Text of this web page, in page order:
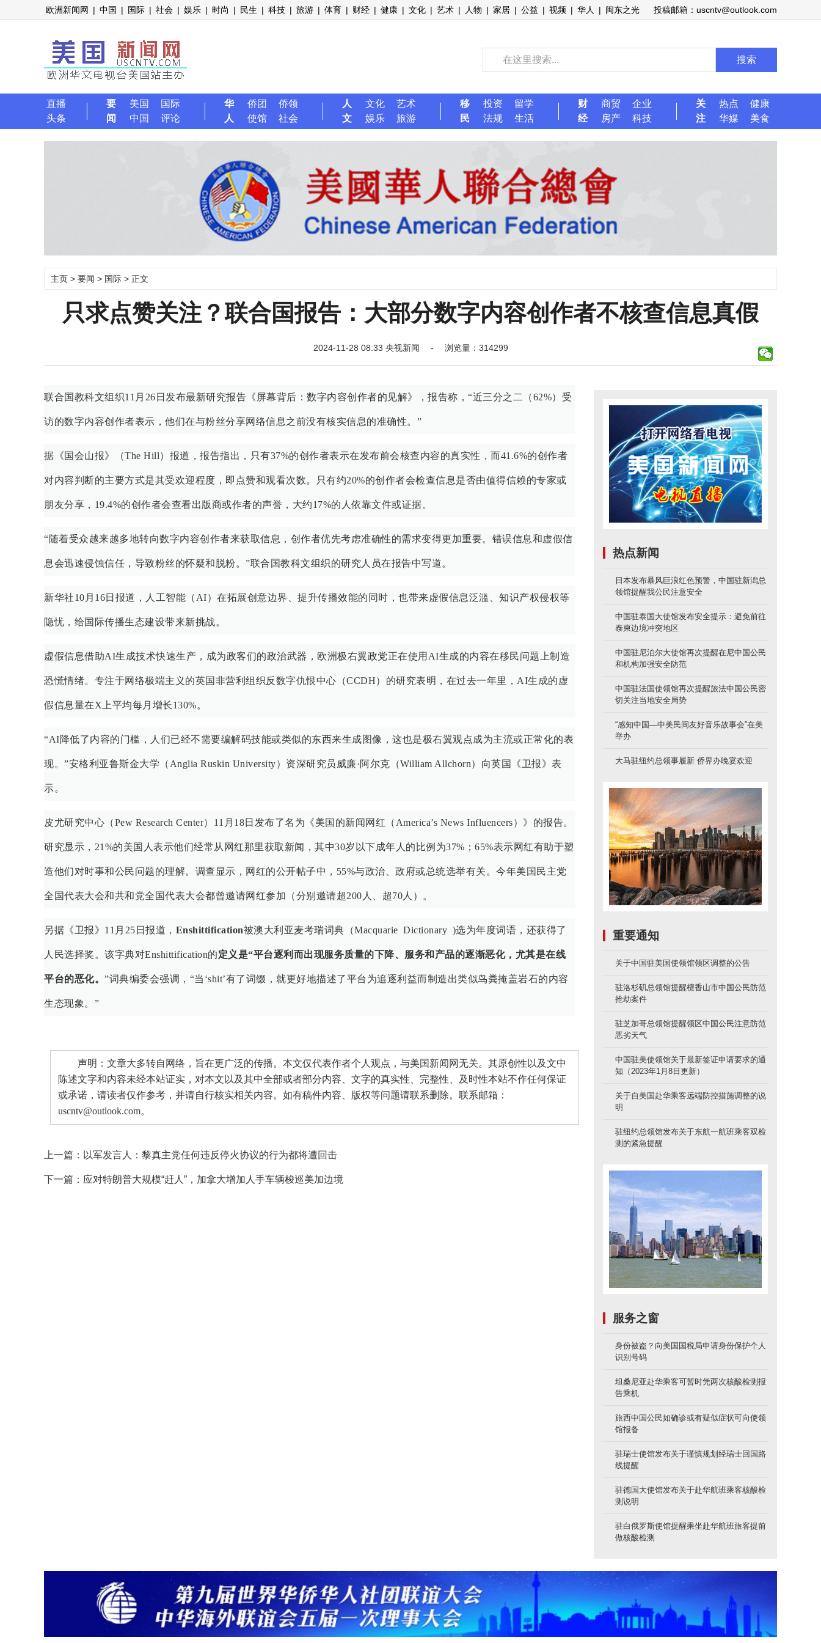
欧洲新闻网 | 中国 | 国际 | 社会 | 娱乐 | 时尚 | 民生 | 科技 | 旅游 | 体育 | 财经 | 健康 | 文化 | 艺术 | 人物 | 家居 | 公益 | 视频 | 华人 | 闽东之光 投稿邮箱：uscntv@outlook.com
搜索
直播
头条
要
闻
美国
国际
中国
评论
华
人
侨团
侨领
使馆
社会
人
文
文化
艺术
娱乐
旅游
移
民
投资
留学
法规
生活
财
经
商贸
企业
房产
科技
关
注
热点
健康
华媒
美食
主页 > 要闻 > 国际 > 正文
只求点赞关注？联合国报告：大部分数字内容创作者不核查信息真假
2024-11-28 08:33 央视新闻 - 浏览量：314299
联合国教科文组织11月26日发布最新研究报告《屏幕背后：数字内容创作者的见解》，报告称，“近三分之二（62%）受
访的数字内容创作者表示，他们在与粉丝分享网络信息之前没有核实信息的准确性。”
据《国会山报》（The Hill）报道，报告指出，只有37%的创作者表示在发布前会核查内容的真实性，而41.6%的创作者
对内容判断的主要方式是其受欢迎程度，即点赞和观看次数。只有约20%的创作者会检查信息是否由值得信赖的专家或
朋友分享，19.4%的创作者会查看出版商或作者的声誉，大约17%的人依靠文件或证据。
“随着受众越来越多地转向数字内容创作者来获取信息，创作者优先考虑准确性的需求变得更加重要。错误信息和虚假信
息会迅速侵蚀信任，导致粉丝的怀疑和脱粉。”联合国教科文组织的研究人员在报告中写道。
新华社10月16日报道，人工智能（AI）在拓展创意边界、提升传播效能的同时，也带来虚假信息泛滥、知识产权侵权等
隐忧，给国际传播生态建设带来新挑战。
虚假信息借助AI生成技术快速生产，成为政客们的政治武器，欧洲极右翼政党正在使用AI生成的内容在移民问题上制造
恐慌情绪。专注于网络极端主义的英国非营利组织反数字仇恨中心（CCDH）的研究表明，在过去一年里，AI生成的虚
假信息量在X上平均每月增长130%。
“AI降低了内容的门槛，人们已经不需要编解码技能或类似的东西来生成图像，这也是极右翼观点成为主流或正常化的表
现。”安格利亚鲁斯金大学（Anglia Ruskin University）资深研究员威廉·阿尔克（William Allchorn）向英国《卫报》表
示。
皮尤研究中心（Pew Research Center）11月18日发布了名为《美国的新闻网红（America’s News Influencers）》的报告。
研究显示，21%的美国人表示他们经常从网红那里获取新闻，其中30岁以下成年人的比例为37%；65%表示网红有助于塑
造他们对时事和公民问题的理解。调查显示，网红的公开帖子中，55%与政治、政府或总统选举有关。今年美国民主党
全国代表大会和共和党全国代表大会都曾邀请网红参加（分别邀请超200人、超70人）。
另据《卫报》11月25日报道， Enshittification被澳大利亚麦考瑞词典（Macquarie Dictionary )选为年度词语，还获得了
人民选择奖。该字典对Enshittification的定义是“平台逐利而出现服务质量的下降、服务和产品的逐渐恶化，尤其是在线
平台的恶化。 ”词典编委会强调，“当‘shit’有了词缀，就更好地描述了平台为追逐利益而制造出类似鸟粪掩盖岩石的内容
生态现象。”
声明：文章大多转自网络，旨在更广泛的传播。本文仅代表作者个人观点，与美国新闻网无关。其原创性以及文中
陈述文字和内容未经本站证实，对本文以及其中全部或者部分内容、文字的真实性、完整性、及时性本站不作任何保证
或承诺，请读者仅作参考，并请自行核实相关内容。如有稿件内容、版权等问题请联系删除。联系邮箱：
uscntv@outlook.com。
上一篇： 以军发言人：黎真主党任何违反停火协议的行为都将遭回击
下一篇： 应对特朗普大规模“赶人”，加拿大增加人手车辆梭巡美加边境
热点新闻
日本发布暴风巨浪红色预警，中国驻新潟总
领馆提醒我公民注意安全
中国驻泰国大使馆发布安全提示：避免前往
泰柬边境冲突地区
中国驻尼泊尔大使馆再次提醒在尼中国公民
和机构加强安全防范
中国驻法国使领馆再次提醒旅法中国公民密
切关注当地安全局势
“感知中国—中美民间友好音乐故事会”在美
举办
大马驻纽约总领事履新 侨界办晚宴欢迎
重要通知
关于中国驻美国使领馆领区调整的公告
驻洛杉矶总领馆提醒檀香山市中国公民防范
抢劫案件
驻芝加哥总领馆提醒领区中国公民注意防范
恶劣天气
中国驻美使领馆关于最新签证申请要求的通
知（2023年1月8日更新）
关于自美国赴华乘客远端防控措施调整的说
明
驻纽约总领馆发布关于东航一航班乘客双检
测的紧急提醒
服务之窗
身份被盗？向美国国税局申请身份保护个人
识别号码
坦桑尼亚赴华乘客可暂时凭两次核酸检测报
告乘机
旅西中国公民如确诊或有疑似症状可向使领
馆报备
驻瑞士使馆发布关于谨慎规划经瑞士回国路
线提醒
驻德国大使馆发布关于赴华航班乘客核酸检
测说明
驻白俄罗斯使馆提醒乘坐赴华航班旅客提前
做核酸检测